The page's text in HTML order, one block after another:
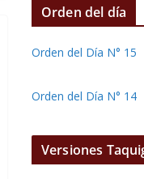
Orden del día
Orden del Día N° 15
Orden del Día N° 14
Versiones